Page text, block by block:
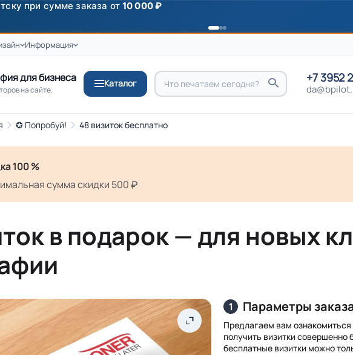
при сумме заказа от 10 000 ₽
Информация
для бизнеса
на сайте.
Каталог +7 3952
✪ Попробуй! 48 визиток бесплатно
100 %
сумма скидки 500
в подарок — для новых
1 Параметры
Предлагаем вам
получить визитки совершенно
бесплатные визитки можно